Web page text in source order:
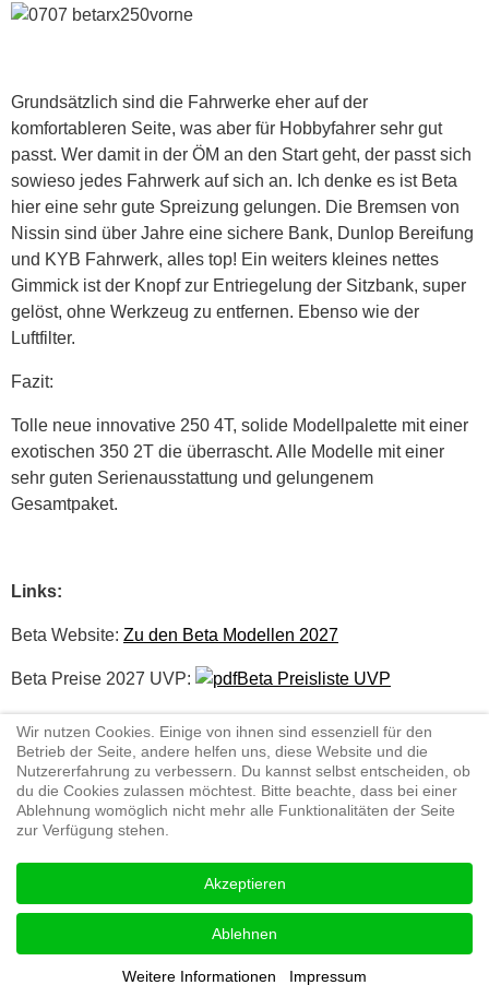
Grundsätzlich sind die Fahrwerke eher auf der
komfortableren Seite, was aber für Hobbyfahrer sehr gut
passt. Wer damit in der ÖM an den Start geht, der passt sich
sowieso jedes Fahrwerk auf sich an. Ich denke es ist Beta
hier eine sehr gute Spreizung gelungen. Die Bremsen von
Nissin sind über Jahre eine sichere Bank, Dunlop Bereifung
und KYB Fahrwerk, alles top! Ein weiters kleines nettes
Gimmick ist der Knopf zur Entriegelung der Sitzbank, super
gelöst, ohne Werkzeug zu entfernen. Ebenso wie der
Luftfilter.
Fazit:
Tolle neue innovative 250 4T, solide Modellpalette mit einer
exotischen 350 2T die überrascht. Alle Modelle mit einer
sehr guten Serienausstattung und gelungenem
Gesamtpaket.
Links:
Beta Website: Zu den Beta Modellen 2027
Beta Preise 2027 UVP: Beta Preisliste UVP
Test: Edi Ederer für Enduro-Austria, Fotoquelle: Betamotor
Veröffentlicht: 06. Juli 2026
Wir nutzen Cookies. Einige von ihnen sind essenziell für den
Betrieb der Seite, andere helfen uns, diese Website und die
Nutzererfahrung zu verbessern. Du kannst selbst entscheiden, ob
du die Cookies zulassen möchtest. Bitte beachte, dass bei einer
Ablehnung womöglich nicht mehr alle Funktionalitäten der Seite
zur Verfügung stehen.
Akzeptieren
Ablehnen
Weitere Informationen Impressum